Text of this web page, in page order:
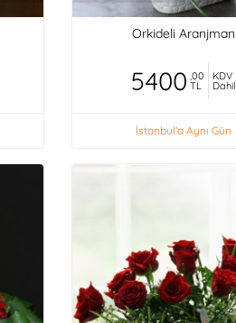
Orkideli Aranjman
5400 ,00
TL
KDV
Dahil
İstanbul'a Aynı Gün